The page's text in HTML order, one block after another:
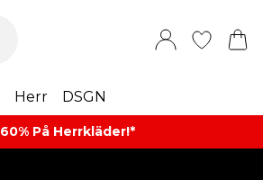
Herr DSGN
60% På Herrkläder!*​